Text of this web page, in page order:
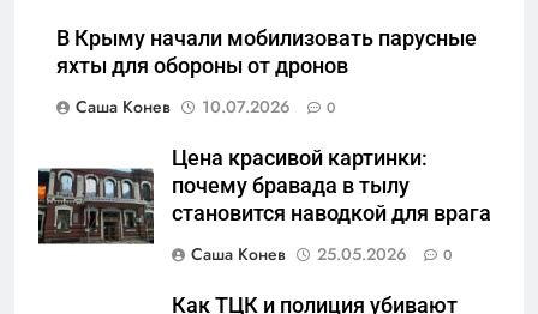
В Крыму начали мобилизовать парусные
яхты для обороны от дронов
Саша Конев
10.07.2026 0
Цена красивой картинки:
почему бравада в тылу
становится наводкой для врага
Саша Конев
25.05.2026 0
Как ТЦК и полиция убивают
«500-тонный беспилотник»
или очередная показуха? Что
скрывает российский ВМФ
САНКТ-ПЕТЕРБУРГ И ОБЛАСТЬ
7
Перезагрузка в Удмуртии:
результат управленческих
провалов и уязвимости